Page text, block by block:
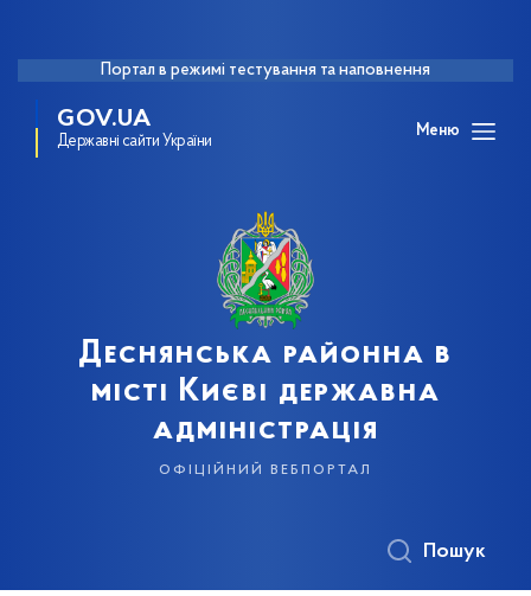
Портал в режимі тестування та наповнення
GOV.UA
Державні сайти України
Меню
Деснянська районна в
місті Києві державна
адміністрація
офіційний вебпортал
Пошук